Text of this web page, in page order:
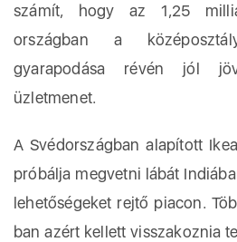
számít, hogy az 1,25
országban a
gyarapodása révén jól
üzletmenet.
A Svédországban alapított
próbálja megvetni lábát
lehetőségeket rejtő piacon.
ban azért kellett visszakoznia